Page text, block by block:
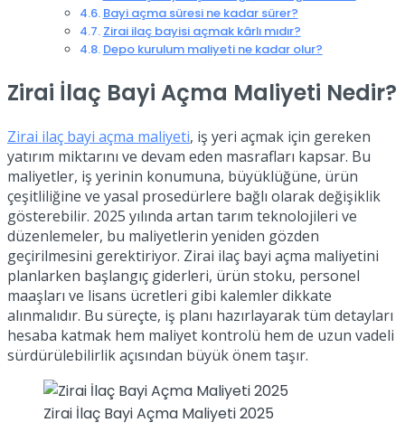
Bayi açma süresi ne kadar sürer?
Zirai ilaç bayisi açmak kârlı mıdır?
Depo kurulum maliyeti ne kadar olur?
Zirai İlaç Bayi Açma Maliyeti Nedir?
Zirai ilaç bayi açma maliyeti, iş yeri açmak için gereken
yatırım miktarını ve devam eden masrafları kapsar. Bu
maliyetler, iş yerinin konumuna, büyüklüğüne, ürün
çeşitliliğine ve yasal prosedürlere bağlı olarak değişiklik
gösterebilir. 2025 yılında artan tarım teknolojileri ve
düzenlemeler, bu maliyetlerin yeniden gözden
geçirilmesini gerektiriyor. Zirai ilaç bayi açma maliyetini
planlarken başlangıç giderleri, ürün stoku, personel
maaşları ve lisans ücretleri gibi kalemler dikkate
alınmalıdır. Bu süreçte, iş planı hazırlayarak tüm detayları
hesaba katmak hem maliyet kontrolü hem de uzun vadeli
sürdürülebilirlik açısından büyük önem taşır.
Zirai İlaç Bayi Açma Maliyeti 2025